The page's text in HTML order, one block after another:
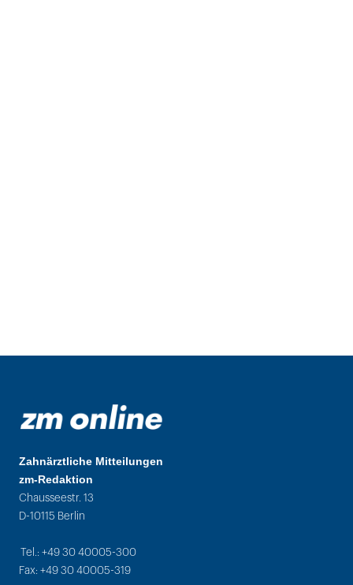
Zahnärztliche Mitteilungen
zm-Redaktion
Chausseestr. 13
D-10115 Berlin
Tel.: +49 30 40005-300
Fax: +49 30 40005-319